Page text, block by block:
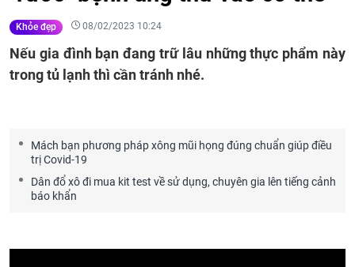
Khỏe đẹp 08/02/2023 10:24
Nếu gia đình bạn đang trữ lâu những thực phẩm này
trong tủ lạnh thì cần tránh nhé.
Mách bạn phương pháp xông mũi họng đúng chuẩn giúp điều
trị Covid-19
Dân đổ xô đi mua kit test về sử dụng, chuyên gia lên tiếng cảnh
báo khẩn